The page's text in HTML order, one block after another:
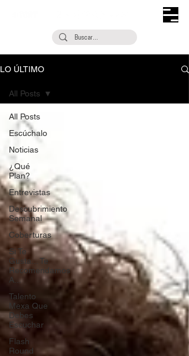
LO ÚLTIMO
All Posts
Escúchalo
Noticias
¿Qué
Plan?
Entrevistas
Descubrimiento
Semanal
Coberturas
Si Te
Gusta... Te
Recomendamos
A...
Talento
Mexa Que
Debes
Escuchar
Flash
Round
All Posts